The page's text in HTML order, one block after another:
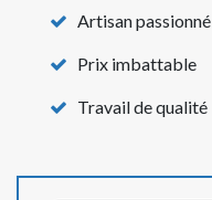
Artisan passionné
Prix imbattable
Travail de qualité